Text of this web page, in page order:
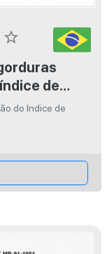
star_border
de
do Indice de